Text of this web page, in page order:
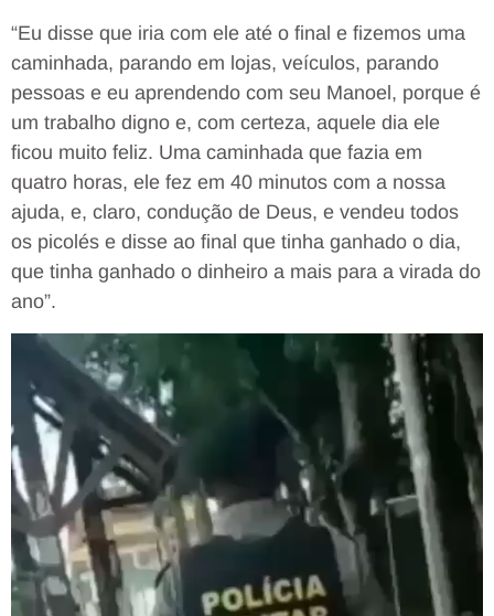
“Eu disse que iria com ele até o final e fizemos uma
caminhada, parando em lojas, veículos, parando
pessoas e eu aprendendo com seu Manoel, porque é
um trabalho digno e, com certeza, aquele dia ele
ficou muito feliz. Uma caminhada que fazia em
quatro horas, ele fez em 40 minutos com a nossa
ajuda, e, claro, condução de Deus, e vendeu todos
os picolés e disse ao final que tinha ganhado o dia,
que tinha ganhado o dinheiro a mais para a virada do
ano”.
Tocador
vídeo